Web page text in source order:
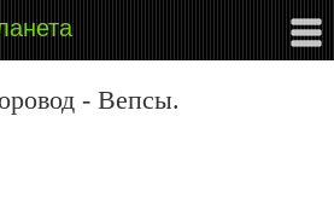
- Вепсы.